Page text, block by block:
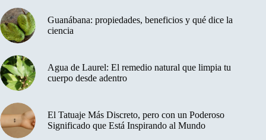
Guanábana: propiedades, beneficios y qué dice la
ciencia
Agua de Laurel: El remedio natural que limpia tu
cuerpo desde adentro
El Tatuaje Más Discreto, pero con un Poderoso
Significado que Está Inspirando al Mundo